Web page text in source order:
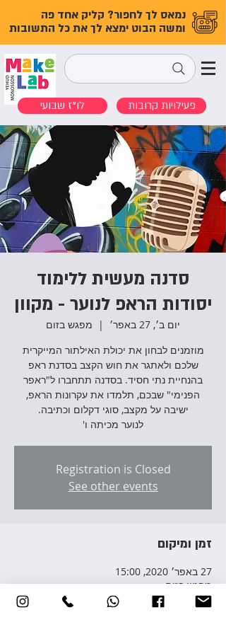
נמאס לך לחפור? קליק אחד פה
ומשה הבוט ימצא לך את כל התשובות
לו"ז שבועי פעילויות קרובות
סדנה מעשית ללימוד
יסודות הראפ לנוער - מקוון
יום ב׳, 27 באפר׳
  |
מפגש בזום
מוזמנים לבחון את יכולת האילתור המייקרית
שלכם ולאתגר את חוש הקצב בסדנת ראפ
בהנחיית נתי חסיד. בסדנה תתחברו ל"ראפר
הפנימי" שבכם, תלמדו את עקרונות הראפ,
לנוער מכיתה ו'
Registration is Closed
See other events
זמן ומיקום
27 באפר׳ 2020, 15:00
מפגש בזום